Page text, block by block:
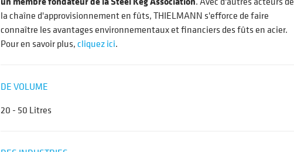
la chaîne d'approvisionnement en fûts, THIELMANN s'efforce de faire
connaître les avantages environnementaux et financiers des fûts en acier.
Pour en savoir plus,cliquez ici.
DE VOLUME
20 - 50 Litres